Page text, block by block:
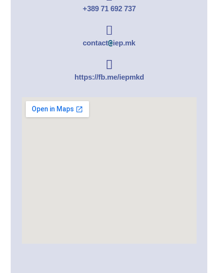
+389 71 692 737
contact@iep.mk
https://fb.me/iepmkd